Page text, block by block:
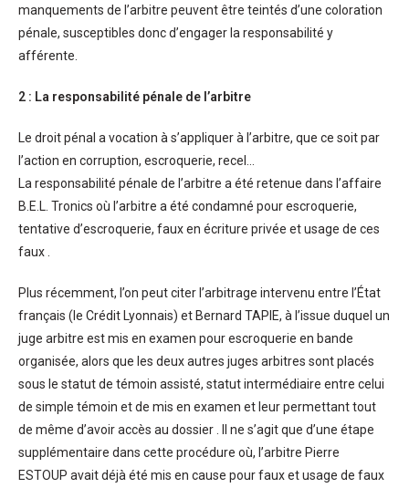
manquements de l’arbitre peuvent être teintés d’une coloration
pénale, susceptibles donc d’engager la responsabilité y
afférente.
2 : La responsabilité pénale de l’arbitre
Le droit pénal a vocation à s’appliquer à l’arbitre, que ce soit par
l’action en corruption, escroquerie, recel…
La responsabilité pénale de l’arbitre a été retenue dans l’affaire
B.E.L. Tronics où l’arbitre a été condamné pour escroquerie,
tentative d’escroquerie, faux en écriture privée et usage de ces
faux .
Plus récemment, l’on peut citer l’arbitrage intervenu entre l’État
français (le Crédit Lyonnais) et Bernard TAPIE, à l’issue duquel un
juge arbitre est mis en examen pour escroquerie en bande
organisée, alors que les deux autres juges arbitres sont placés
sous le statut de témoin assisté, statut intermédiaire entre celui
de simple témoin et de mis en examen et leur permettant tout
de même d’avoir accès au dossier . Il ne s’agit que d’une étape
supplémentaire dans cette procédure où, l’arbitre Pierre
ESTOUP avait déjà été mis en cause pour faux et usage de faux